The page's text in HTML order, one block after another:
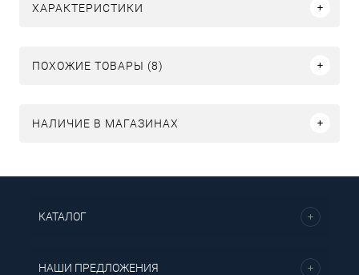
ХАРАКТЕРИСТИКИ
ПОХОЖИЕ ТОВАРЫ (8)
НАЛИЧИЕ В МАГАЗИНАХ
КАТАЛОГ
НАШИ ПРЕДЛОЖЕНИЯ